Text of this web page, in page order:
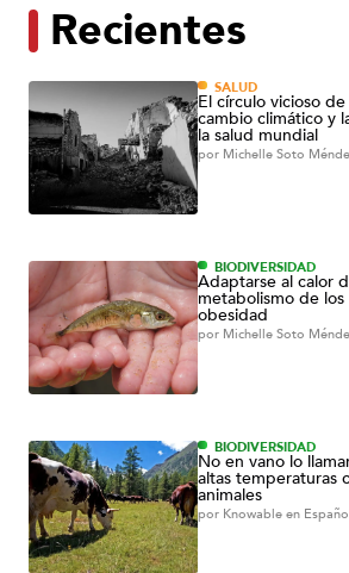
Recientes
SALUD
El círculo vicioso
cambio climático y
la salud mundial
por Michelle Soto
BIODIVERSIDAD
Adaptarse al calor
metabolismo de
obesidad
por Michelle Soto
BIODIVERSIDAD
No en vano lo
altas temperaturas
animales
por Knowable en